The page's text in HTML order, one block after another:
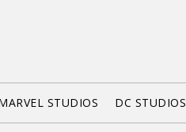
STUDIOS DC STUDIOS